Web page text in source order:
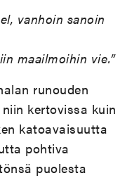
vanhoin sanoin
maailmoihin vie.”
runouden
kertovissa kuin
katoavaisuutta
pohtiva
puolesta